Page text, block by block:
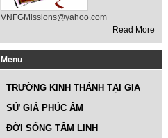
VNFGMissions@yahoo.com
Read More
Menu
TRƯỜNG KINH THÁNH TẠI GIA
SỨ GIẢ PHÚC ÂM
ĐỜI SỐNG TÂM LINH